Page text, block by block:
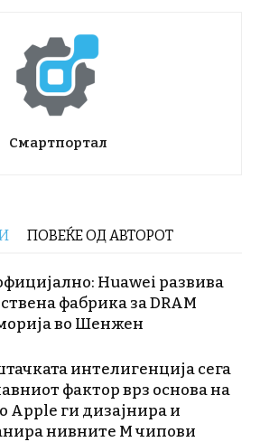
Смартпортал
ПОВЕЌЕ ОД АВТОРОТ
Huawei развива
фабрика за DRAM
во Шенжен
интелигенција сега
фактор врз основа на
Apple ги дизајнира и
нивните М чипови